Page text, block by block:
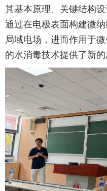
其基本原理、关键结构
通过在电极表面构建微
局域电场，进而作用于
的水消毒技术提供了新的